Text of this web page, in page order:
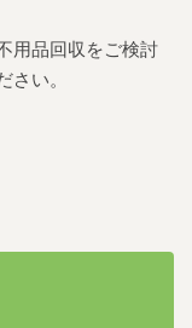
用品回収をご検討
さい。